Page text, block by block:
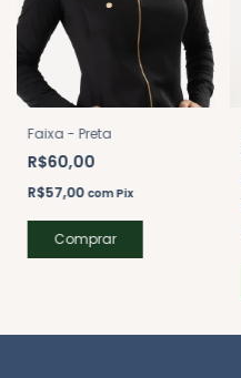
Faixa - Preta
R$60,00
R$57,00 com Pix